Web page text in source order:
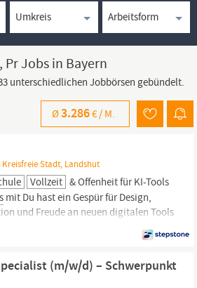
Jobs in Bayern
unterschiedlichen Jobbörsen gebündelt.
Ø3.286€ / M.
Stadt, Landshut
Vollzeit & Offenheit für KI-Tools
mit Du hast ein Gespür für Design,
und Freude an neuen digitalen Tools
bestandener
Dich die Möglichkeit auf eine
Entwicklungsmöglichkeiten
(m/w/d) – Schwerpunkt